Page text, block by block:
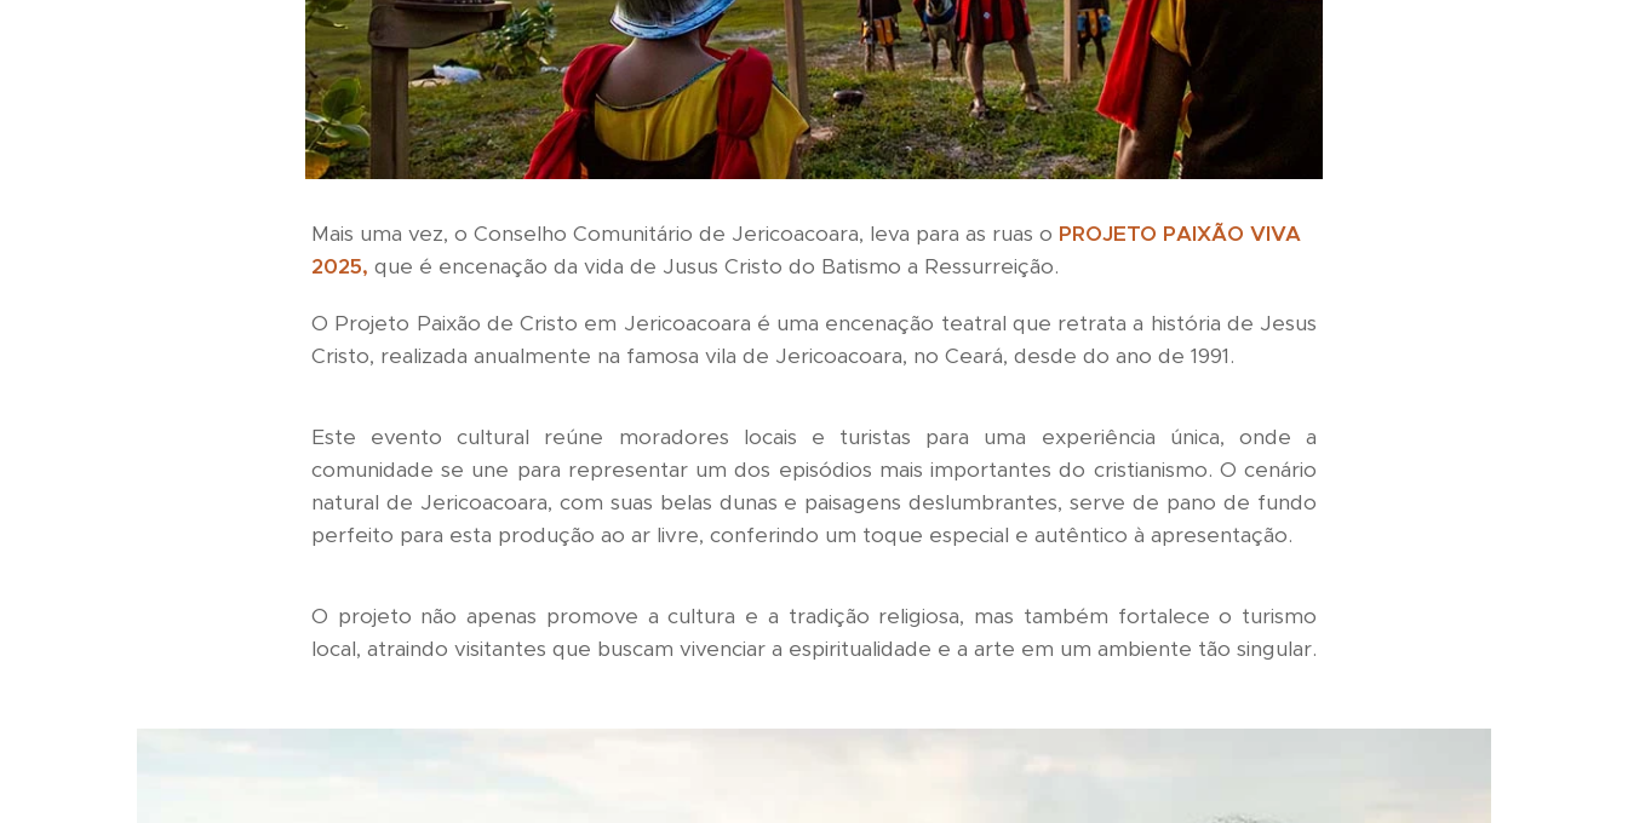
Mais uma vez, o Conselho Comunitário de Jericoacoara, leva para as ruas o PROJETO PAIXÃO VIVA
2025, que é encenação da vida de Jusus Cristo do Batismo a Ressurreição.
O Projeto Paixão de Cristo em Jericoacoara é uma encenação teatral que retrata a história de Jesus
Cristo, realizada anualmente na famosa vila de Jericoacoara, no Ceará, desde do ano de 1991.
Este evento cultural reúne moradores locais e turistas para uma experiência única, onde a
comunidade se une para representar um dos episódios mais importantes do cristianismo. O cenário
natural de Jericoacoara, com suas belas dunas e paisagens deslumbrantes, serve de pano de fundo
perfeito para esta produção ao ar livre, conferindo um toque especial e autêntico à apresentação.
O projeto não apenas promove a cultura e a tradição religiosa, mas também fortalece o turismo
local, atraindo visitantes que buscam vivenciar a espiritualidade e a arte em um ambiente tão singular.